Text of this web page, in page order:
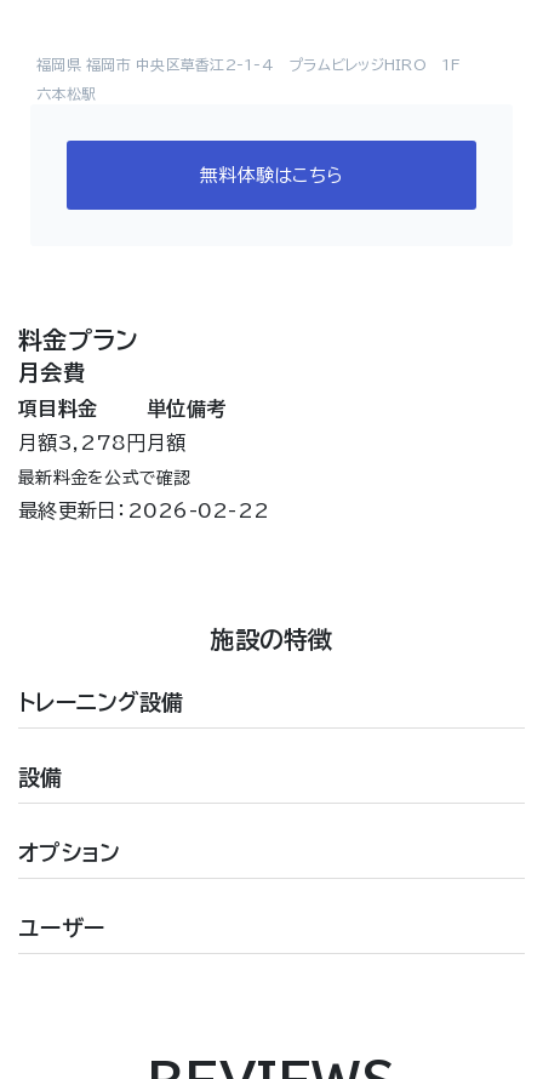
福岡県 福岡市 中央区草香江2-1-4 プラムビレッジHIRO 1F
六本松駅
無料体験はこちら
料金プラン
月会費
項目 料金 単位備考
月額3,278円 月額
最新料金を公式で確認
最終更新日：2026-02-22
施設の特徴
トレーニング設備
設備
オプション
ユーザー